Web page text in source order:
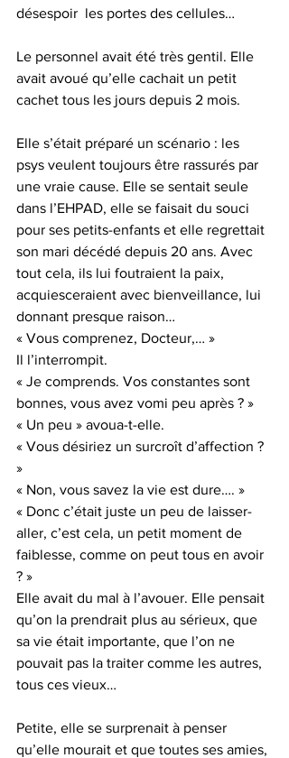
désespoir  les portes des cellules…
Le personnel avait été très gentil. Elle
avait avoué qu’elle cachait un petit
cachet tous les jours depuis 2 mois.
Elle s’était préparé un scénario : les
psys veulent toujours être rassurés par
une vraie cause. Elle se sentait seule
dans l’EHPAD, elle se faisait du souci
pour ses petits-enfants et elle regrettait
son mari décédé depuis 20 ans. Avec
tout cela, ils lui foutraient la paix,
acquiesceraient avec bienveillance, lui
donnant presque raison…
« Vous comprenez, Docteur,… »
Il l’interrompit.
« Je comprends. Vos constantes sont
bonnes, vous avez vomi peu après ? »
« Un peu » avoua-t-elle.
« Vous désiriez un surcroît d’affection ?
»
« Non, vous savez la vie est dure…. »
« Donc c’était juste un peu de laisser-
aller, c’est cela, un petit moment de
faiblesse, comme on peut tous en avoir
? »
Elle avait du mal à l’avouer. Elle pensait
qu’on la prendrait plus au sérieux, que
sa vie était importante, que l’on ne
pouvait pas la traiter comme les autres,
tous ces vieux…
Petite, elle se surprenait à penser
qu’elle mourait et que toutes ses amies,